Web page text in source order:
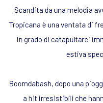
Scandita da una melodia
Tropicana è una ventata di
in grado di catapultarci
estiva
Boomdabash, dopo una
a hit irresistibili che